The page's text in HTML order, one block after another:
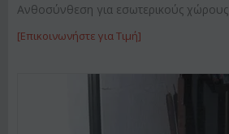
Ανθοσύνθεση για εσωτερικούς χώρους
[Επικοινωνήστε για Τιμή]